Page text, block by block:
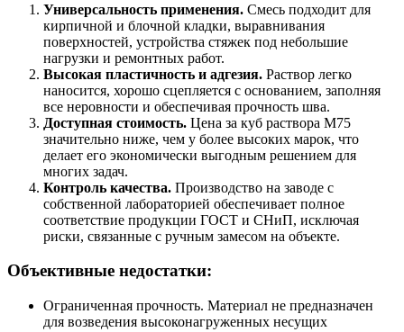
Универсальность применения. Смесь подходит для
кирпичной и блочной кладки, выравнивания
поверхностей, устройства стяжек под небольшие
нагрузки и ремонтных работ.
Высокая пластичность и адгезия. Раствор легко
наносится, хорошо сцепляется с основанием, заполняя
все неровности и обеспечивая прочность шва.
Доступная стоимость. Цена за куб раствора М75
значительно ниже, чем у более высоких марок, что
делает его экономически выгодным решением для
многих задач.
Контроль качества. Производство на заводе с
собственной лабораторией обеспечивает полное
соответствие продукции ГОСТ и СНиП, исключая
риски, связанные с ручным замесом на объекте.
Объективные недостатки:
Ограниченная прочность. Материал не предназначен
для возведения высоконагруженных несущих